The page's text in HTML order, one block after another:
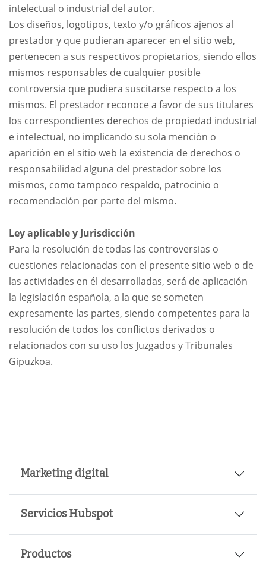
intelectual o industrial del autor.
Los diseños, logotipos, texto y/o gráficos ajenos al
prestador y que pudieran aparecer en el sitio web,
pertenecen a sus respectivos propietarios, siendo ellos
mismos responsables de cualquier posible
controversia que pudiera suscitarse respecto a los
mismos. El prestador reconoce a favor de sus titulares
los correspondientes derechos de propiedad industrial
e intelectual, no implicando su sola mención o
aparición en el sitio web la existencia de derechos o
responsabilidad alguna del prestador sobre los
mismos, como tampoco respaldo, patrocinio o
recomendación por parte del mismo.
Ley aplicable y Jurisdicción
Para la resolución de todas las controversias o
cuestiones relacionadas con el presente sitio web o de
las actividades en él desarrolladas, será de aplicación
la legislación española, a la que se someten
expresamente las partes, siendo competentes para la
resolución de todos los conflictos derivados o
relacionados con su uso los Juzgados y Tribunales
Gipuzkoa.
Marketing digital
Servicios Hubspot
Productos